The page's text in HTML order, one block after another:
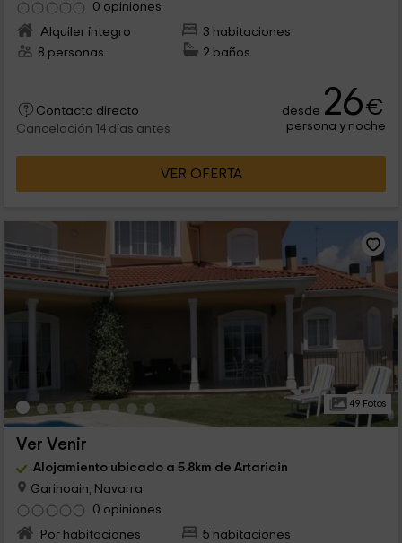
0 opiniones
Alquiler íntegro
3 habitaciones
8 personas
2 baños
Contacto directo
Cancelación 14 días antes
desde 26€
persona y noche
VER OFERTA
49 Fotos
Ver Venir
Alojamiento ubicado a 5.8km de Artariain
Garinoain, Navarra
0 opiniones
Por habitaciones
5 habitaciones